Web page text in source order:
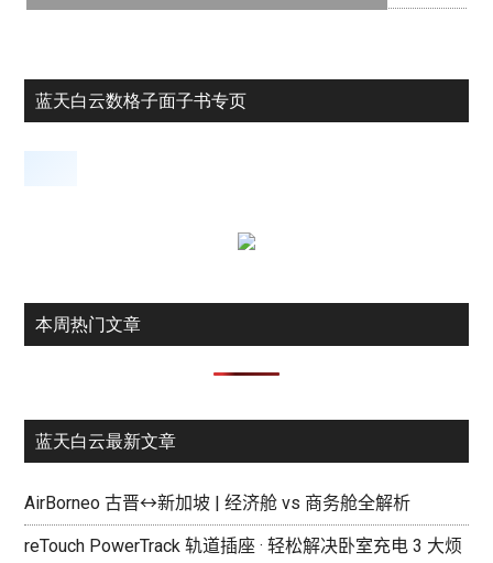
蓝天白云数格子面子书专页
本周热门文章
蓝天白云最新文章
AirBorneo 古晋↔新加坡 | 经济舱 vs 商务舱全解析
reTouch PowerTrack 轨道插座 · 轻松解决卧室充电 3 大烦